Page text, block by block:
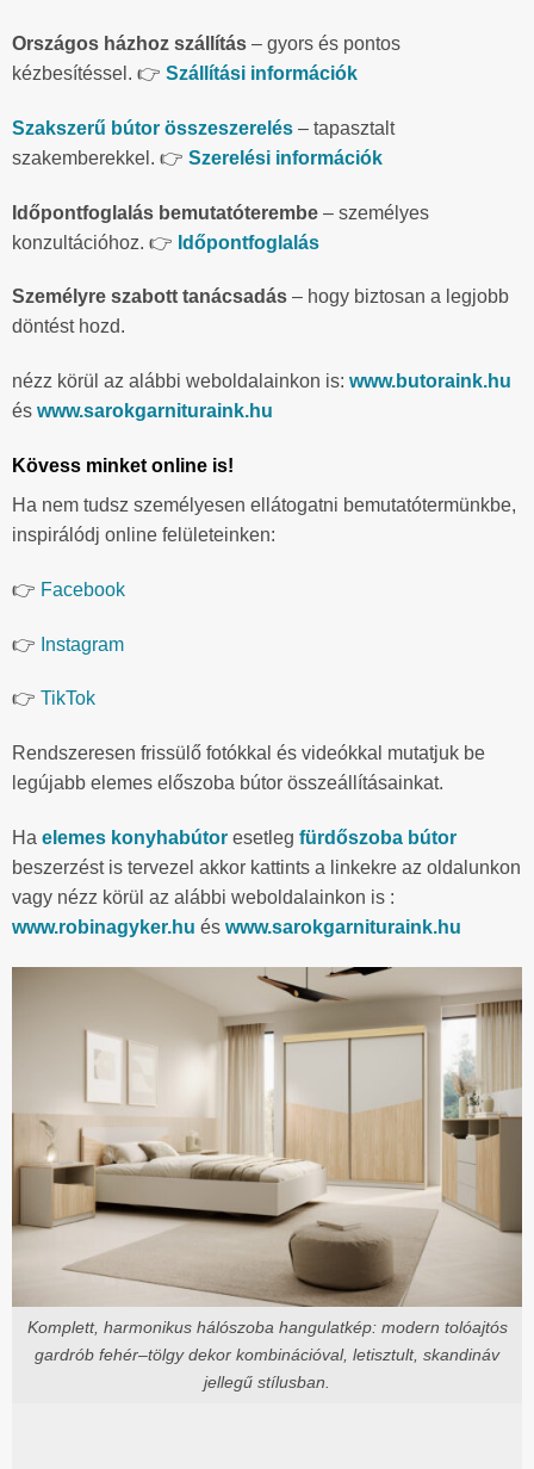
Országos házhoz szállítás – gyors és pontos
kézbesítéssel. 👉 Szállítási információk
Szakszerű bútor összeszerelés – tapasztalt
szakemberekkel. 👉 Szerelési információk
Időpontfoglalás bemutatóterembe – személyes
konzultációhoz. 👉 Időpontfoglalás
Személyre szabott tanácsadás – hogy biztosan a legjobb
döntést hozd.
nézz körül az alábbi weboldalainkon is: www.butoraink.hu
és www.sarokgarnituraink.hu
Kövess minket online is!
Ha nem tudsz személyesen ellátogatni bemutatótermünkbe,
inspirálódj online felületeinken:
👉 Facebook
👉 Instagram
👉 TikTok
Rendszeresen frissülő fotókkal és videókkal mutatjuk be
legújabb elemes előszoba bútor összeállításainkat.
Ha elemes konyhabútor esetleg fürdőszoba bútor
beszerzést is tervezel akkor kattints a linkekre az oldalunkon
vagy nézz körül az alábbi weboldalainkon is :
www.robinagyker.hu és www.sarokgarnituraink.hu
Komplett, harmonikus hálószoba hangulatkép: modern tolóajtós
gardrób fehér–tölgy dekor kombinációval, letisztult, skandináv
jellegű stílusban.